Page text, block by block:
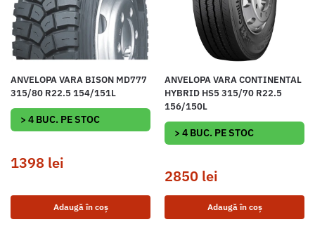
ANVELOPA VARA BISON MD777
315/80 R22.5 154/151L
> 4 BUC. PE STOC
1398 lei
Adaugă în coș
ANVELOPA VARA CONTINENTAL
HYBRID HS5 315/70 R22.5
156/150L
> 4 BUC. PE STOC
2850 lei
Adaugă în coș